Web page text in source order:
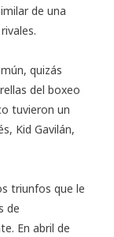
de una
quizás
del boxeo
tuvieron un
, Kid Gavilán,
triunfos que le
de
En abril de